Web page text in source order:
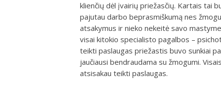
klienčių dėl įvairių priežasčių. Kartais tai
pajutau darbo beprasmiškumą nes
atsakymus ir nieko nekeitė savo
visai kitokio specialisto pagalbos –
teikti paslaugas priežastis buvo sunkiai
jaučiausi bendraudama su žmogumi.
atsisakau teikti paslaugas.